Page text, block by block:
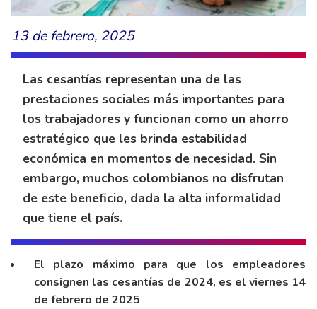
13 de febrero, 2025
Las cesantías representan una de las
prestaciones sociales más importantes para
los trabajadores y funcionan como un ahorro
estratégico que les brinda estabilidad
económica en momentos de necesidad. Sin
embargo, muchos colombianos no disfrutan
de este beneficio, dada la alta informalidad
que tiene el país.
El plazo máximo para que los empleadores
consignen las cesantías de 2024, es el viernes 14
de febrero de 2025